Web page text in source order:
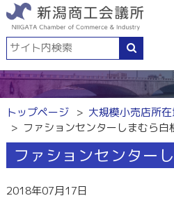
トップページ 大規模小売店所
ファションセンターしまむら白
ファションセンター
2018年07月17日